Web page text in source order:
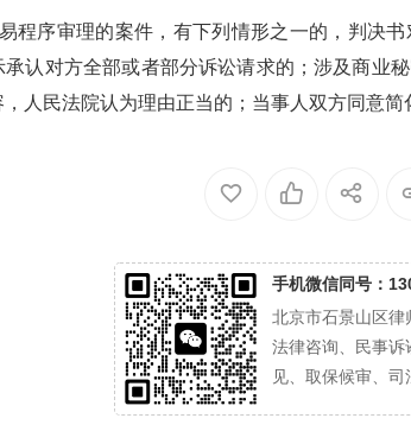
程序审理的案件，有下列情形之一的，判决
承认对方全部或者部分诉讼请求的；涉及商业
人民法院认为理由正当的；当事人双方同意简
手机微信同号：
北京市石景山区律
法律咨询、民事诉
见、取保候审、